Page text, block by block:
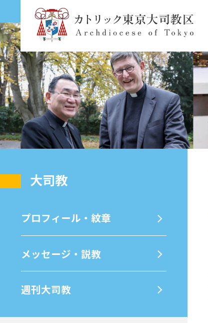
⼤司教
プロフィール・紋章
メッセージ・説教
週刊⼤司教